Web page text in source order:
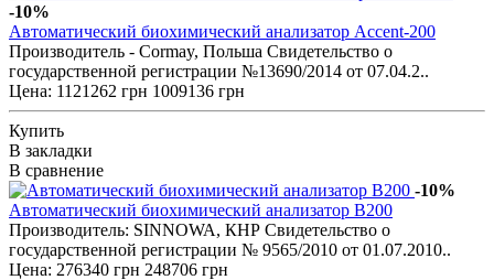
-10%
Автоматический биохимический анализатор Accent-200
Производитель - Cormay, Польша Свидетельство о
государственной регистрации №13690/2014 от 07.04.2..
Цена: 1121262 грн 1009136 грн
Купить
В закладки
В сравнение
-10%
Автоматический биохимический анализатор B200
Производитель: SINNOWA, КНР Свидетельство о
государственной регистрации № 9565/2010 от 01.07.2010..
Цена: 276340 грн 248706 грн